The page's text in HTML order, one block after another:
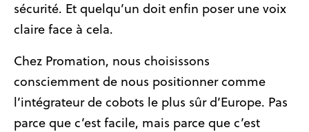
sécurité. Et quelqu’un doit enfin poser une voix
claire face à cela.
Chez Promation, nous choisissons
consciemment de nous positionner comme
l’intégrateur de cobots le plus sûr d’Europe. Pas
parce que c’est facile, mais parce que c’est